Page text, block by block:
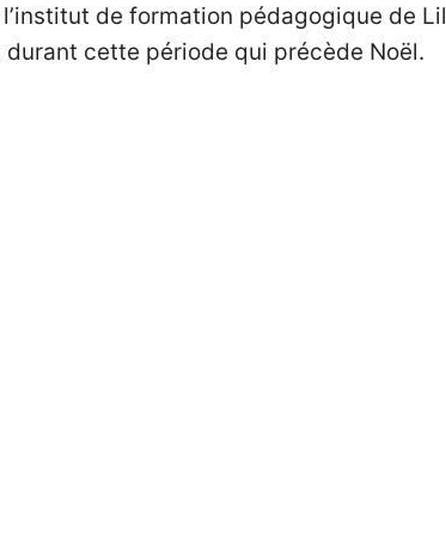
de formation pédagogique de
cette période qui précède Noël.